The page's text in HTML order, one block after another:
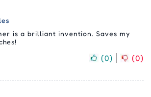
is a brilliant invention. Saves my
(0) (0)